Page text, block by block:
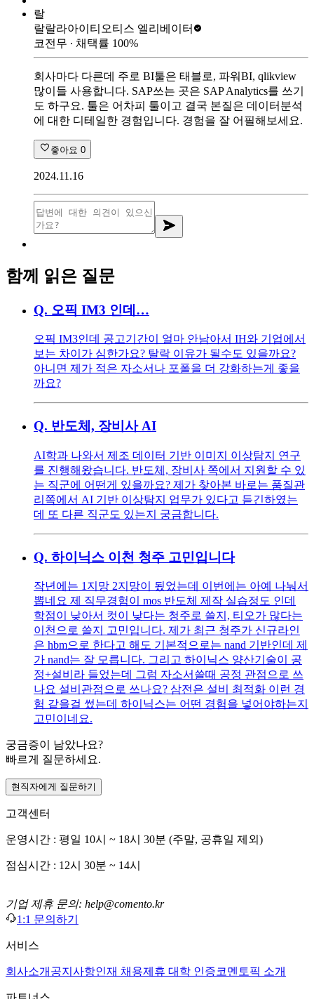
랄
랄랄라아이티 오티스 엘리베이터
코전무 ∙ 채택률 100%
회사마다 다른데 주로 BI툴은 태블로, 파워BI, qlikview
많이들 사용합니다. SAP쓰는 곳은 SAP Analytics를 쓰기
도 하구요. 툴은 어차피 툴이고 결국 본질은 데이터분석
에 대한 디테일한 경험입니다. 경험을 잘 어필해보세요.
좋아요 0
2024.11.16
함께 읽은 질문
Q. 오픽 IM3 인데…
오픽 IM3인데 공고기간이 얼마 안남아서 IH와 기업에서
보는 차이가 심한가요? 탈락 이유가 될수도 있을까요?
아니면 제가 적은 자소서나 포폴을 더 강화하는게 좋을
까요?
Q. 반도체, 장비사 AI
AI학과 나와서 제조 데이터 기반 이미지 이상탐지 연구
를 진행해왔습니다. 반도체, 장비사 쪽에서 지원할 수 있
는 직군에 어떤게 있을까요? 제가 찾아본 바로는 품질관
리쪽에서 AI 기반 이상탐지 업무가 있다고 듣긴하였는
데 또 다른 직군도 있는지 궁금합니다.
Q. 하이닉스 이천 청주 고민입니다
작년에는 1지망 2지망이 됬었는데 이번에는 아예 나눠서
뽑네요 제 직무경험이 mos 반도체 제작 실습정도 인데
학점이 낮아서 컷이 낮다는 청주로 쓸지, 티오가 많다는
이천으로 쓸지 고민입니다. 제가 최근 청주가 신규라인
은 hbm으로 한다고 해도 기본적으로는 nand 기반인데 제
가 nand는 잘 모릅니다. 그리고 하이닉스 양산기술이 공
정+설비라 들었는데 그럼 자소서쓸때 공정 관점으로 쓰
나요 설비관점으로 쓰나요? 삼전은 설비 최적화 이런 경
험 같을걸 썼는데 하이닉스는 어떤 경험을 넣어야하는지
고민이네요.
궁금증이 남았나요?
빠르게 질문하세요.
현직자에게 질문하기
고객센터
운영시간 : 평일 10시 ~ 18시 30분 (주말, 공휴일 제외)
점심시간 : 12시 30분 ~ 14시
기업 제휴 문의: help@comento.kr
1:1 문의하기
서비스
회사소개 공지사항인재 채용제휴 대학 인증코멘토픽 소개